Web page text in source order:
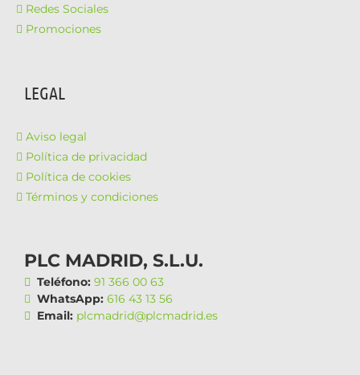
Redes Sociales
Promociones
LEGAL
Aviso legal
Política de privacidad
Política de cookies
Términos y condiciones
PLC MADRID, S.L.U.
Teléfono: 91 366 00 63
WhatsApp: 616 43 13 56
Email: plcmadrid@plcmadrid.es